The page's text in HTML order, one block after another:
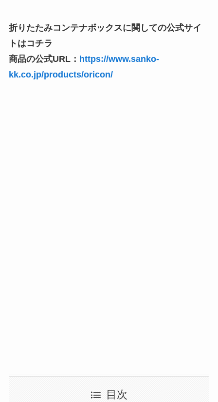
折りたたみコンテナボックスに関しての公式サイ
トはコチラ
商品の公式URL： https://www.sanko-
kk.co.jp/products/oricon/
目次